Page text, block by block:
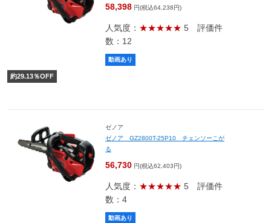
58,398 円(税込64,238円)
人気度： ★★★★★ 5 評価件
数：12
動画あり
約29.13％OFF
ゼノア
ゼノア GZ2800T-25P10 チェンソーこが
る
56,730 円(税込62,403円)
人気度： ★★★★★ 5 評価件
数：4
動画あり